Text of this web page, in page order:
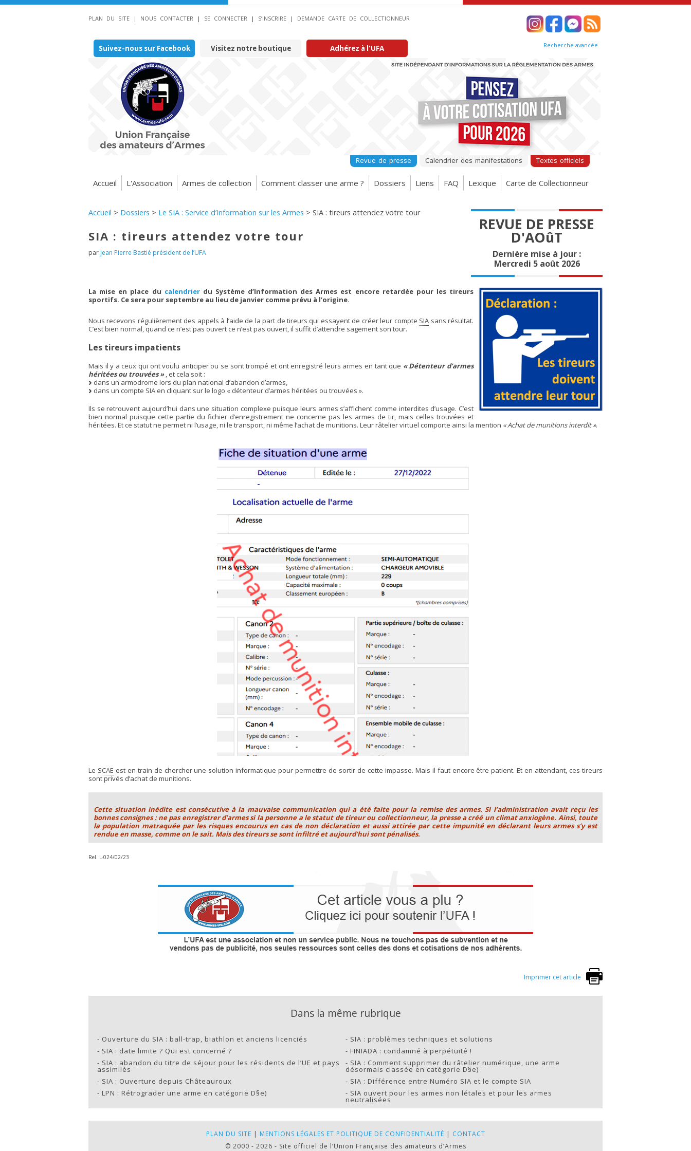
PLAN DU SITE | NOUS CONTACTER | SE CONNECTER | S’INSCRIRE | DEMANDE CARTE DE COLLECTIONNEUR
Suivez-nous sur Facebook Visitez notre boutique Adhérez à l'UFA Recherche avancée
Revue de presse Calendrier des manifestations Textes officiels
Accueil L'Association Armes de collection Comment classer une arme ? Dossiers Liens FAQ Lexique Carte de Collectionneur
REVUE DE PRESSE
D'AOûT
Dernière mise à jour :
Mercredi 5 août 2026
Accueil > Dossiers > Le SIA : Service d’Information sur les Armes > SIA : tireurs attendez votre tour
SIA : tireurs attendez votre tour
par Jean Pierre Bastié président de l’UFA
La mise en place du calendrierdu Système d’Information des Armes est encore retardée pour les tireurs
sportifs. Ce sera pour septembre au lieu de janvier comme prévu à l’origine.
Nous recevons régulièrement des appels à l’aide de la part de tireurs qui essayent de créer leur compte SIA sans résultat.
C’est bien normal, quand ce n’est pas ouvert ce n’est pas ouvert, il suffit d’attendre sagement son tour.
Les tireurs impatients
Mais il y a ceux qui ont voulu anticiper ou se sont trompé et ont enregistré leurs armes en tant que « Détenteur d’armes
héritées ou trouvées » , et cela soit :
dans un armodrome lors du plan national d’abandon d’armes,
dans un compte SIA en cliquant sur le logo « détenteur d’armes héritées ou trouvées ».
Ils se retrouvent aujourd’hui dans une situation complexe puisque leurs armes s’affichent comme interdites d’usage. C’est
bien normal puisque cette partie du fichier d’enregistrement ne concerne pas les armes de tir, mais celles trouvées et
héritées. Et ce statut ne permet ni l’usage, ni le transport, ni même l’achat de munitions. Leur râtelier virtuel comporte ainsi la mention « Achat de munitions interdit ».
Le SCAE est en train de chercher une solution informatique pour permettre de sortir de cette impasse. Mais il faut encore être patient. Et en attendant, ces tireurs
sont privés d’achat de munitions.
Cette situation inédite est consécutive à la mauvaise communication qui a été faite pour la remise des armes. Si l’administration avait reçu les
bonnes consignes : ne pas enregistrer d’armes si la personne a le statut de tireur ou collectionneur, la presse a créé un climat anxiogène. Ainsi, toute
la population matraquée par les risques encourus en cas de non déclaration et aussi attirée par cette impunité en déclarant leurs armes s’y est
rendue en masse, comme on le sait. Mais des tireurs se sont infiltré et aujourd’hui sont pénalisés.
Rel. L-024/02/23
Imprimer cet article
Dans la même rubrique
- Ouverture du SIA : ball-trap, biathlon et anciens licenciés - SIA : problèmes techniques et solutions
- SIA : date limite ? Qui est concerné ? - FINIADA : condamné à perpétuité !
- SIA : abandon du titre de séjour pour les résidents de l’UE et pays
assimilés
- SIA : Comment supprimer du râtelier numérique, une arme
désormais classée en catégorie D§e)
- SIA : Ouverture depuis Châteauroux - SIA : Différence entre Numéro SIA et le compte SIA
- LPN : Rétrograder une arme en catégorie D§e) - SIA ouvert pour les armes non létales et pour les armes
neutralisées
PLAN DU SITE | MENTIONS LÉGALES ET POLITIQUE DE CONFIDENTIALITÉ | CONTACT
© 2000 - 2026 - Site officiel de l’Union Française des amateurs d’Armes